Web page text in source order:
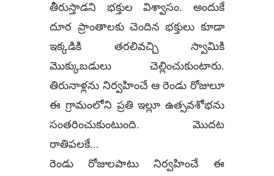
తీరుస్తాడని భక్తుల విశ్వాసం. అందుకే
దూర ప్రాంతాలకు చెందిన భక్తులు కూడా
ఇక్కడికి తరలివచ్చి స్వామికి
మొక్కుబడులు చెల్లించుకుంటారు.
తిరునాళ్లను నిర్వహించే ఆ రెండు రోజులూ
ఈ గ్రామంలోని ప్రతి ఇల్లూ ఉత్సవశోభను
సంతరించుకుంటుంది. మొదట
రాతిపలకే...
రెండు రోజులపాటు నిర్వహించే ఈ